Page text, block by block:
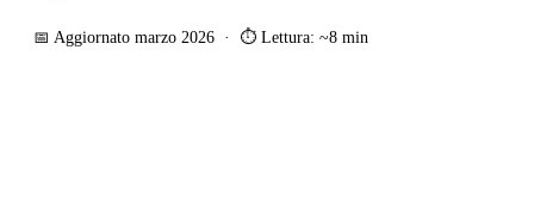
📅 Aggiornato marzo 2026 · ⏱ Lettura: ~8 min